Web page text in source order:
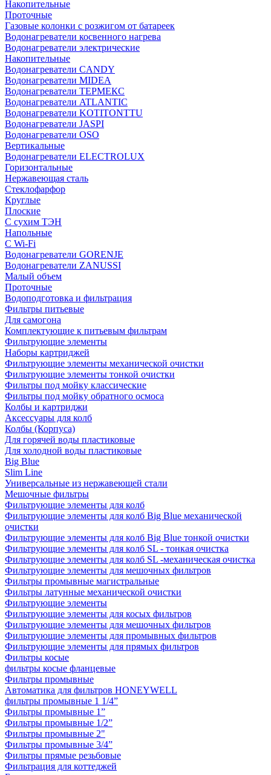
Накопительные
Проточные
Газовые колонки с розжигом от батареек
Водонагреватели косвенного нагрева
Водонагреватели электрические
Накопительные
Водонагреватели CANDY
Водонагреватели MIDEA
Водонагреватели ТЕРМЕКС
Водонагреватели ATLANTIC
Водонагреватели KOTITONTTU
Водонагреватели JASPI
Водонагреватели OSO
Вертикальные
Водонагреватели ELECTROLUX
Горизонтальные
Нержавеющая сталь
Стеклофарфор
Круглые
Плоские
С сухим ТЭН
Напольные
С Wi-Fi
Водонагреватели GORENJE
Водонагреватели ZANUSSI
Малый объем
Проточные
Водоподготовка и фильтрация
Фильтры питьевые
Для самогона
Комплектующие к питьевым фильтрам
Фильтрующие элементы
Наборы картриджей
Фильтрующие элементы механической очистки
Фильтрующие элементы тонкой очистки
Фильтры под мойку классические
Фильтры под мойку обратного осмоса
Колбы и картриджи
Аксессуары для колб
Колбы (Корпуса)
Для горячей воды пластиковые
Для холодной воды пластиковые
Big Blue
Slim Line
Универсальные из нержавеющей стали
Мешочные фильтры
Фильтрующие элементы для колб
Фильтрующие элементы для колб Big Blue механической
очистки
Фильтрующие элементы для колб Big Blue тонкой очистки
Фильтрующие элементы для колб SL - тонкая очистка
Фильтрующие элементы для колб SL -механическая очистка
Фильтрующие элементы для мешочных фильтров
Фильтры промывные магистральные
Фильтры латунные механической очистки
Фильтрующие элементы
Фильтрующие элементы для косых фильтров
Фильтрующие элементы для мешочных фильтров
Фильтрующие элементы для промывных фильтров
Фильтрующие элементы для прямых фильтров
Фильтры косые
фильтры косые фланцевые
Фильтры промывные
Автоматика для фильтров HONEYWELL
фильтры промывные 1 1/4”
Фильтры промывные 1”
Фильтры промывные 1/2”
Фильтры промывные 2"
Фильтры промывные 3/4”
Фильтры прямые резьбовые
Фильтрация для коттеджей